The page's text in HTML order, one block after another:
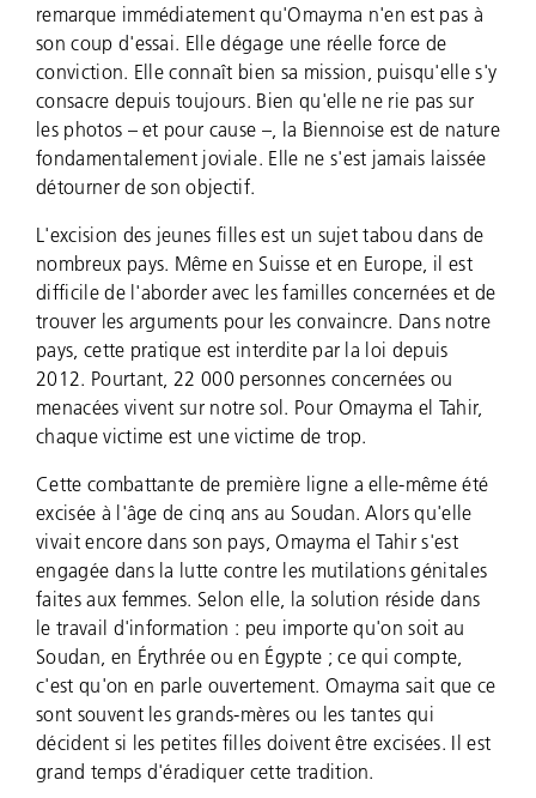
remarque immédiatement qu'Omayma n'en est pas à
son coup d'essai. Elle dégage une réelle force de
conviction. Elle connaît bien sa mission, puisqu'elle s'y
consacre depuis toujours. Bien qu'elle ne rie pas sur
les photos – et pour cause –, la Biennoise est de nature
fondamentalement joviale. Elle ne s'est jamais laissée
détourner de son objectif.
L'excision des jeunes filles est un sujet tabou dans de
nombreux pays. Même en Suisse et en Europe, il est
difficile de l'aborder avec les familles concernées et de
trouver les arguments pour les convaincre. Dans notre
pays, cette pratique est interdite par la loi depuis
2012. Pourtant, 22 000 personnes concernées ou
menacées vivent sur notre sol. Pour Omayma el Tahir,
chaque victime est une victime de trop.
Cette combattante de première ligne a elle-même été
excisée à l'âge de cinq ans au Soudan. Alors qu'elle
vivait encore dans son pays, Omayma el Tahir s'est
engagée dans la lutte contre les mutilations génitales
faites aux femmes. Selon elle, la solution réside dans
le travail d'information : peu importe qu'on soit au
Soudan, en Érythrée ou en Égypte ; ce qui compte,
c'est qu'on en parle ouvertement. Omayma sait que ce
sont souvent les grands-mères ou les tantes qui
décident si les petites filles doivent être excisées. Il est
grand temps d'éradiquer cette tradition.